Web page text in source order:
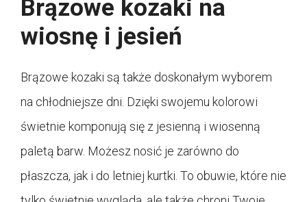
Brązowe kozaki na
wiosnę i jesień
Brązowe kozaki są także doskonałym wyborem
na chłodniejsze dni. Dzięki swojemu kolorowi
świetnie komponują się z jesienną i wiosenną
paletą barw. Możesz nosić je zarówno do
płaszcza, jak i do letniej kurtki. To obuwie, które nie